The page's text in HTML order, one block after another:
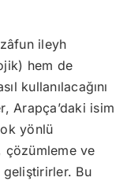
ileyh
hem de
kullanılacağını
Arapça’daki isim
yönlü
çözümleme ve
Bu